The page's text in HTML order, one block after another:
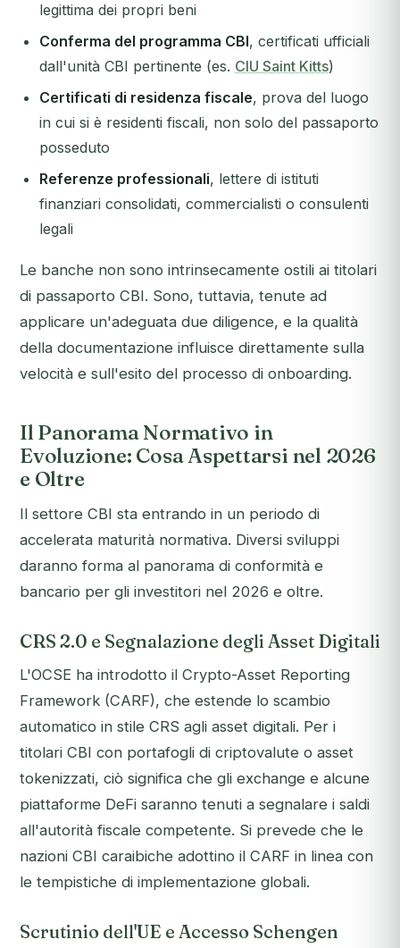
legittima dei propri beni
Conferma del programma CBI, certificati ufficiali
dall'unità CBI pertinente (es. CIU Saint Kitts)
Certificati di residenza fiscale, prova del luogo
in cui si è residenti fiscali, non solo del passaporto
posseduto
Referenze professionali, lettere di istituti
finanziari consolidati, commercialisti o consulenti
legali
Le banche non sono intrinsecamente ostili ai titolari
di passaporto CBI. Sono, tuttavia, tenute ad
applicare un'adeguata due diligence, e la qualità
della documentazione influisce direttamente sulla
velocità e sull'esito del processo di onboarding.
Il Panorama Normativo in
Evoluzione: Cosa Aspettarsi nel 2026
e Oltre
Il settore CBI sta entrando in un periodo di
accelerata maturità normativa. Diversi sviluppi
daranno forma al panorama di conformità e
bancario per gli investitori nel 2026 e oltre.
CRS 2.0 e Segnalazione degli Asset Digitali
L'OCSE ha introdotto il Crypto-Asset Reporting
Framework (CARF), che estende lo scambio
automatico in stile CRS agli asset digitali. Per i
titolari CBI con portafogli di criptovalute o asset
tokenizzati, ciò significa che gli exchange e alcune
piattaforme DeFi saranno tenuti a segnalare i saldi
all'autorità fiscale competente. Si prevede che le
nazioni CBI caraibiche adottino il CARF in linea con
le tempistiche di implementazione globali.
Scrutinio dell'UE e Accesso Schengen